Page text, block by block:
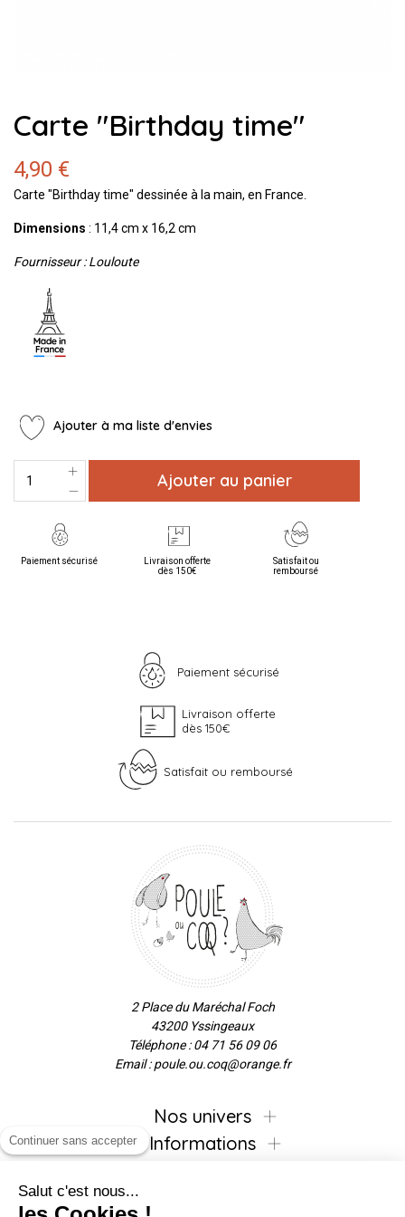
Carte "Birthday time"
4,90 €
Carte "Birthday time" dessinée à la main, en France.
Dimensions : 11,4 cm x 16,2 cm
Fournisseur : Louloute
Ajouter à ma liste d'envies
Ajouter au panier
Paiement sécurisé
Livraison offerte
dès 150€
Satisfait ou
remboursé
Paiement sécurisé
Livraison offerte
dès 150€
Satisfait ou remboursé
2 Place du Maréchal Foch
43200 Yssingeaux
Téléphone : 04 71 56 09 06
Email : poule.ou.coq@orange.fr
Nos univers
Informations
Continuer sans accepter
Salut c'est nous...